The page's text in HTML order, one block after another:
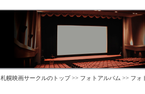
札幌映画サークルのトップ >> フォトアルバム >> フォ